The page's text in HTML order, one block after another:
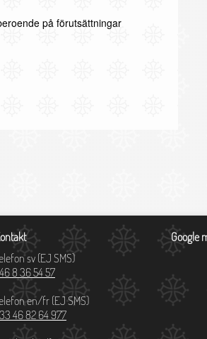
på förutsättningar
sv (EJ SMS)
8 36 54 57
en/fr (EJ SMS)
46 82 64 977
Google